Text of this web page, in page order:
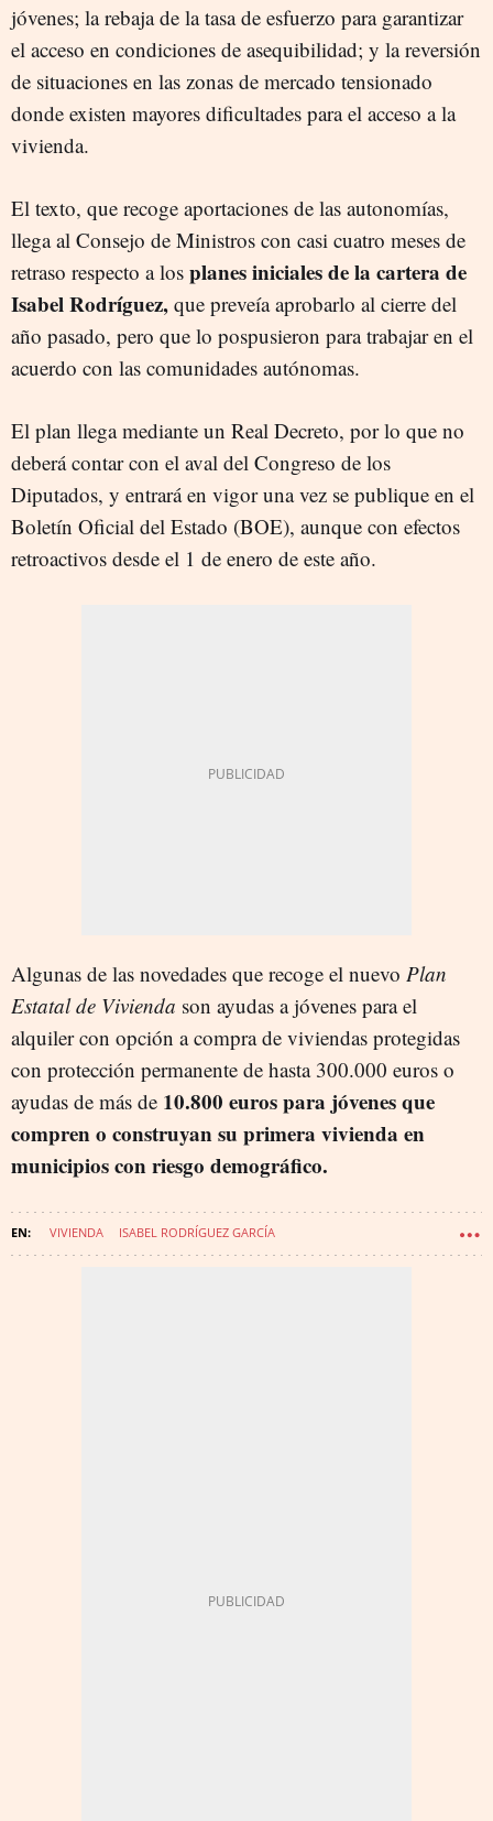
jóvenes; la rebaja de la tasa de esfuerzo para garantizar
el acceso en condiciones de asequibilidad; y la reversión
de situaciones en las zonas de mercado tensionado
donde existen mayores dificultades para el acceso a la
vivienda.
El texto, que recoge aportaciones de las autonomías,
llega al Consejo de Ministros con casi cuatro meses de
retraso respecto a los planes iniciales de la cartera de
Isabel Rodríguez, que preveía aprobarlo al cierre del
año pasado, pero que lo pospusieron para trabajar en el
acuerdo con las comunidades autónomas.
El plan llega mediante un Real Decreto, por lo que no
deberá contar con el aval del Congreso de los
Diputados, y entrará en vigor una vez se publique en el
Boletín Oficial del Estado (BOE), aunque con efectos
retroactivos desde el 1 de enero de este año.
Algunas de las novedades que recoge el nuevo Plan
Estatal de Vivienda son ayudas a jóvenes para el
alquiler con opción a compra de viviendas protegidas
con protección permanente de hasta 300.000 euros o
ayudas de más de 10.800 euros para jóvenes que
compren o construyan su primera vivienda en
municipios con riesgo demográfico.
VIVIENDA ISABEL RODRÍGUEZ GARCÍA